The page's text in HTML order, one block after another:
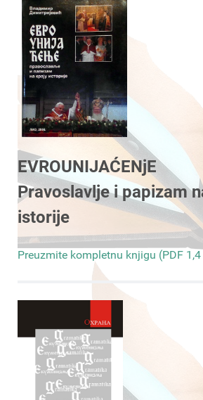
EVROUNIJAĆENjE
Pravoslavlje i papizam
istorije
Preuzmite kompletnu knjigu (PDF